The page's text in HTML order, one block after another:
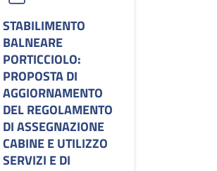
STABILIMENTO
BALNEARE
PORTICCIOLO:
PROPOSTA DI
AGGIORNAMENTO
DEL REGOLAMENTO
DI ASSEGNAZIONE
CABINE E UTILIZZO
SERVIZI E DI